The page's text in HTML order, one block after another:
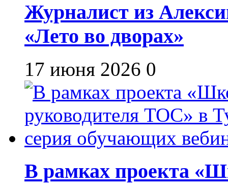
Журналист из
«Лето во дворах»
17 июня 2026 0
В рамках проекта